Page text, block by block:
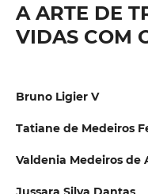
A ARTE DE
VIDAS COM
Bruno Ligier V
Tatiane de Medeiros
Valdenia Medeiros de